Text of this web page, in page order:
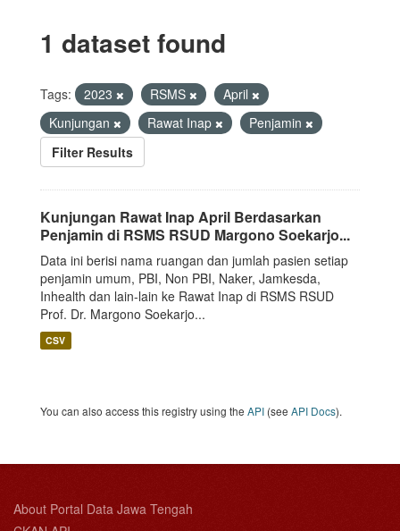
1 dataset found
Tags: 2023 RSMS
April
Kunjungan
Rawat Inap
Penjamin
Filter Results
Kunjungan Rawat Inap April Berdasarkan
Penjamin di RSMS RSUD Margono Soekarjo...
Data ini berisi nama ruangan dan jumlah pasien setiap
penjamin umum, PBI, Non PBI, Naker, Jamkesda,
Inhealth dan lain-lain ke Rawat Inap di RSMS RSUD
Prof. Dr. Margono Soekarjo...
CSV
You can also access this registry using the API (see API Docs).
About Portal Data Jawa Tengah